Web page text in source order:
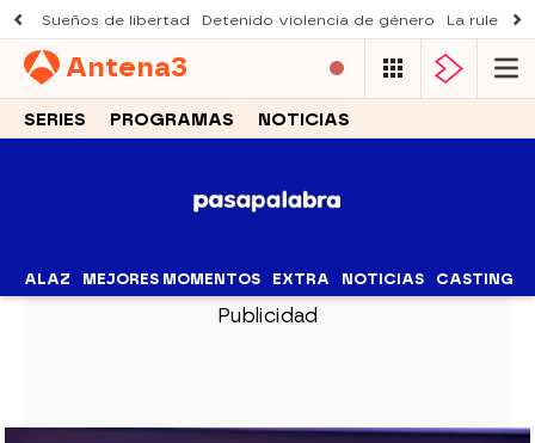
Sueños de libertad Detenido violencia de género La ruleta
Antena3
SERIES PROGRAMAS NOTICIAS
ALAZ MEJORES MOMENTOS EXTRA NOTICIAS CASTING